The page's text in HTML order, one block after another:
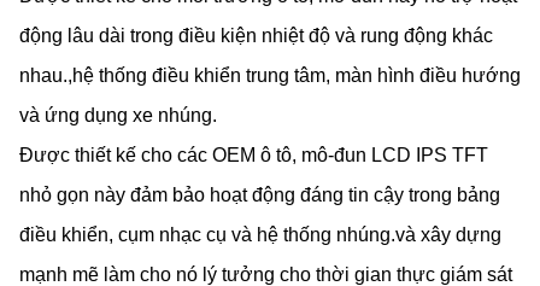
động lâu dài trong điều kiện nhiệt độ và rung động khác
nhau.,hệ thống điều khiển trung tâm, màn hình điều hướng
và ứng dụng xe nhúng.
Được thiết kế cho các OEM ô tô, mô-đun LCD IPS TFT
nhỏ gọn này đảm bảo hoạt động đáng tin cậy trong bảng
điều khiển, cụm nhạc cụ và hệ thống nhúng.và xây dựng
mạnh mẽ làm cho nó lý tưởng cho thời gian thực giám sát